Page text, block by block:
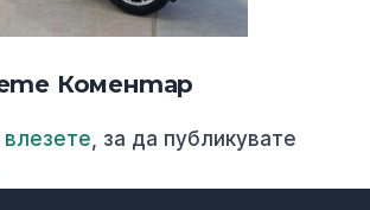
Коментар
влезете , за да публикувате